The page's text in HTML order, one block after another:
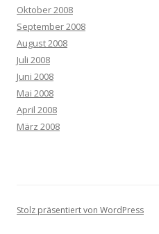
Oktober 2008
September 2008
August 2008
Juli 2008
Juni 2008
Mai 2008
April 2008
März 2008
Stolz präsentiert von WordPress